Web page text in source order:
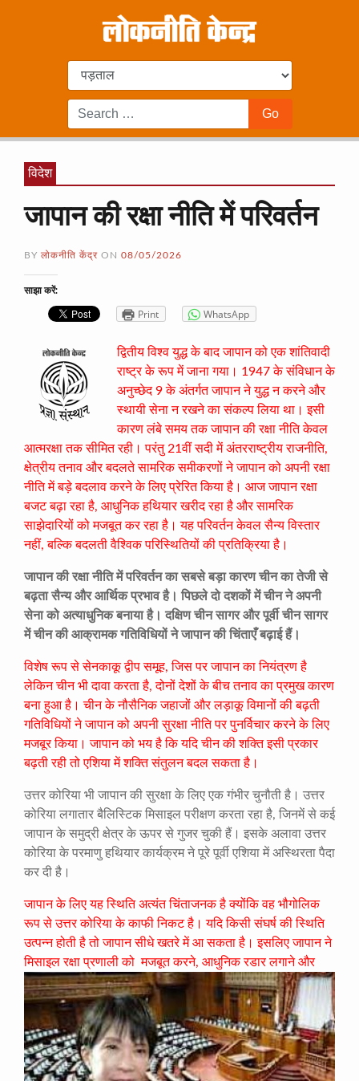
विदेश
जापान की रक्षा नीति में परिवर्तन
BY लोकनीति केंद्र ON 08/05/2026
साझा करें:
Print WhatsApp
द्वितीय विश्व युद्ध के बाद जापान को एक शांतिवादी
राष्ट्र के रूप में जाना गया। 1947 के संविधान के
अनुच्छेद 9 के अंतर्गत जापान ने युद्ध न करने और
स्थायी सेना न रखने का संकल्प लिया था। इसी
कारण लंबे समय तक जापान की रक्षा नीति केवल
आत्मरक्षा तक सीमित रही। परंतु 21वीं सदी में अंतरराष्ट्रीय राजनीति,
क्षेत्रीय तनाव और बदलते सामरिक समीकरणों ने जापान को अपनी रक्षा
नीति में बड़े बदलाव करने के लिए प्रेरित किया है। आज जापान रक्षा
बजट बढ़ा रहा है, आधुनिक हथियार खरीद रहा है और सामरिक
साझेदारियों को मजबूत कर रहा है। यह परिवर्तन केवल सैन्य विस्तार
नहीं, बल्कि बदलती वैश्विक परिस्थितियों की प्रतिक्रिया है।
जापान की रक्षा नीति में परिवर्तन का सबसे बड़ा कारण चीन का तेजी से
बढ़ता सैन्य और आर्थिक प्रभाव है। पिछले दो दशकों में चीन ने अपनी
सेना को अत्याधुनिक बनाया है। दक्षिण चीन सागर और पूर्वी चीन सागर
में चीन की आक्रामक गतिविधियों ने जापान की चिंताएँ बढ़ाई हैं।
विशेष रूप से सेनकाकू द्वीप समूह, जिस पर जापान का नियंत्रण है
लेकिन चीन भी दावा करता है, दोनों देशों के बीच तनाव का प्रमुख कारण
बना हुआ है। चीन के नौसैनिक जहाजों और लड़ाकू विमानों की बढ़ती
गतिविधियों ने जापान को अपनी सुरक्षा नीति पर पुनर्विचार करने के लिए
मजबूर किया। जापान को भय है कि यदि चीन की शक्ति इसी प्रकार
बढ़ती रही तो एशिया में शक्ति संतुलन बदल सकता है।
उत्तर कोरिया भी जापान की सुरक्षा के लिए एक गंभीर चुनौती है। उत्तर
कोरिया लगातार बैलिस्टिक मिसाइल परीक्षण करता रहा है, जिनमें से कई
जापान के समुद्री क्षेत्र के ऊपर से गुजर चुकी हैं। इसके अलावा उत्तर
कोरिया के परमाणु हथियार कार्यक्रम ने पूरे पूर्वी एशिया में अस्थिरता पैदा
कर दी है।
जापान के लिए यह स्थिति अत्यंत चिंताजनक है क्योंकि वह भौगोलिक
रूप से उत्तर कोरिया के काफी निकट है। यदि किसी संघर्ष की स्थिति
उत्पन्न होती है तो जापान सीधे खतरे में आ सकता है। इसलिए जापान ने
मिसाइल रक्षा प्रणाली को मजबूत करने, आधुनिक रडार लगाने और